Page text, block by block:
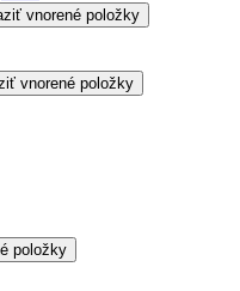
vnorené položky
vnorené položky
položky